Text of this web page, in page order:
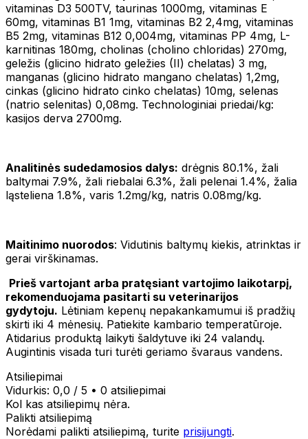
vitaminas D3 500TV, taurinas 1000mg, vitaminas E
60mg, vitaminas B1 1mg, vitaminas B2 2,4mg, vitaminas
B5 2mg, vitaminas B12 0,004mg, vitaminas PP 4mg, L-
karnitinas 180mg, cholinas (cholino chloridas) 270mg,
geležis (glicino hidrato geležies (II) chelatas) 3 mg,
manganas (glicino hidrato mangano chelatas) 1,2mg,
cinkas (glicino hidrato cinko chelatas) 10mg, selenas
(natrio selenitas) 0,08mg. Technologiniai priedai/kg:
kasijos derva 2700mg.
Analitinės sudedamosios dalys: drėgnis 80.1%, žali
baltymai 7.9%, žali riebalai 6.3%, žali pelenai 1.4%, žalia
ląsteliena 1.8%, varis 1.2mg/kg, natris 0.08mg/kg.
Maitinimo nuorodos: Vidutinis baltymų kiekis, atrinktas ir
gerai virškinamas.
Prieš vartojant arba pratęsiant vartojimo laikotarpį,
rekomenduojama pasitarti su veterinarijos
gydytoju. Lėtiniam kepenų nepakankamumui iš pradžių
skirti iki 4 mėnesių. Patiekite kambario temperatūroje.
Atidarius produktą laikyti šaldytuve iki 24 valandų.
Augintinis visada turi turėti geriamo švaraus vandens.
Atsiliepimai
Vidurkis: 0,0 / 5 • 0 atsiliepimai
Kol kas atsiliepimų nėra.
Palikti atsiliepimą
Norėdami palikti atsiliepimą, turite prisijungti.